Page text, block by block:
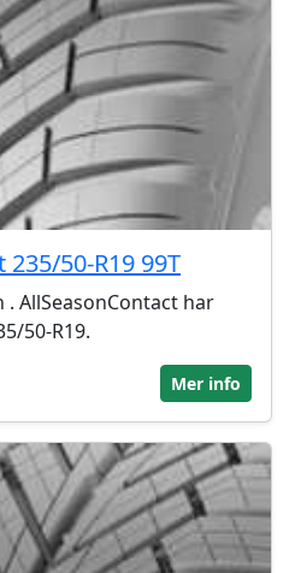
50-R19 99T
AllSeasonContact har
50-R19.
Mer info